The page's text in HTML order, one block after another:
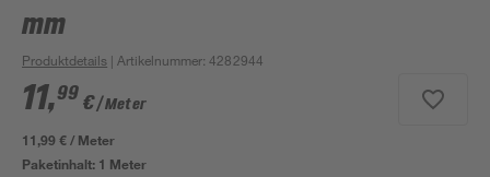
mm
Produktdetails | Artikelnummer:4282944
11,99 €/ Meter
11,99 € / Meter
Paketinhalt: 1 Meter